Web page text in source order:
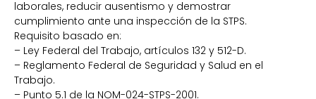
laborales, reducir ausentismo y demostrar
cumplimiento ante una inspección de la STPS.
Requisito basado en:
– Ley Federal del Trabajo, artículos 132 y 512-D.
– Reglamento Federal de Seguridad y Salud en el
Trabajo.
– Punto 5.1 de la NOM-024-STPS-2001.